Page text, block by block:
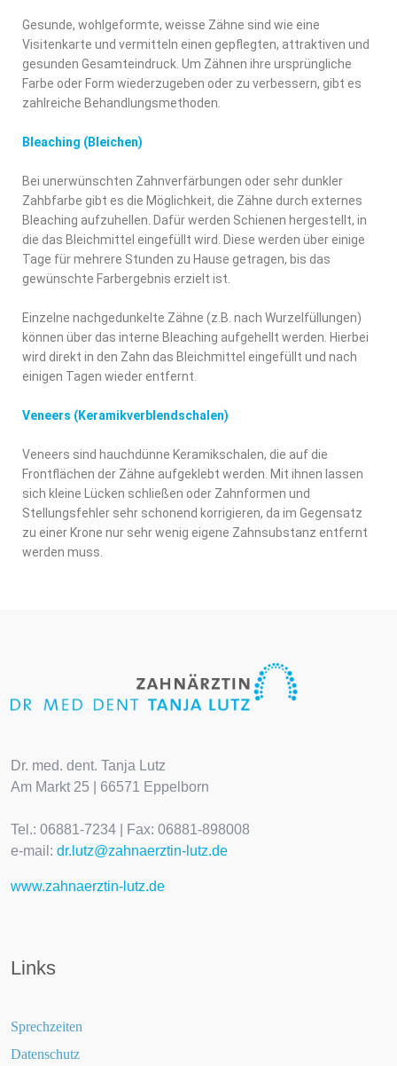
Gesunde, wohlgeformte, weisse Zähne sind wie eine
Visitenkarte und vermitteln einen gepflegten, attraktiven und
gesunden Gesamteindruck. Um Zähnen ihre ursprüngliche
Farbe oder Form wiederzugeben oder zu verbessern, gibt es
zahlreiche Behandlungsmethoden.
Bleaching (Bleichen)
Bei unerwünschten Zahnverfärbungen oder sehr dunkler
Zahbfarbe gibt es die Möglichkeit, die Zähne durch externes
Bleaching aufzuhellen. Dafür werden Schienen hergestellt, in
die das Bleichmittel eingefüllt wird. Diese werden über einige
Tage für mehrere Stunden zu Hause getragen, bis das
gewünschte Farbergebnis erzielt ist.
Einzelne nachgedunkelte Zähne (z.B. nach Wurzelfüllungen)
können über das interne Bleaching aufgehellt werden. Hierbei
wird direkt in den Zahn das Bleichmittel eingefüllt und nach
einigen Tagen wieder entfernt.
Veneers (Keramikverblendschalen)
Veneers sind hauchdünne Keramikschalen, die auf die
Frontflächen der Zähne aufgeklebt werden. Mit ihnen lassen
sich kleine Lücken schließen oder Zahnformen und
Stellungsfehler sehr schonend korrigieren, da im Gegensatz
zu einer Krone nur sehr wenig eigene Zahnsubstanz entfernt
werden muss.
Dr. med. dent. Tanja Lutz
Am Markt 25 | 66571 Eppelborn
Tel.: 06881-7234 | Fax: 06881-898008
e-mail: dr.lutz@zahnaerztin-lutz.de
www.zahnaerztin-lutz.de
Links
Sprechzeiten
Datenschutz